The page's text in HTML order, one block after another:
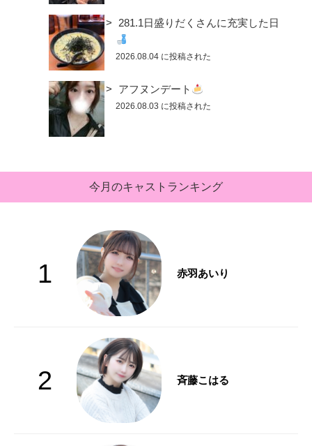
281.1日盛りだくさんに充実した日
2026.08.04 に投稿された
アフヌンデート
2026.08.03 に投稿された
今月のキャストランキング
1 赤羽あいり
2 斉藤こはる